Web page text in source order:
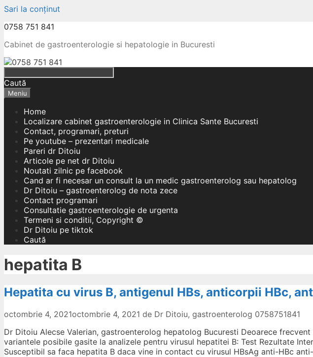
Sari la conținut
0758 751 841
Cabinet de gastroenterologie si hepatologie in Bucuresti
Caută
Meniu
Home
Localizare cabinet gastroenterologie in Clinica Sante Bucuresti
Contact, programari, preturi
Pe youtube – prezentari medicale
Pareri dr Ditoiu
Articole pe net dr Ditoiu
Noutati zilnic pe facebook
Cand ar fi necesar un consult la un medic gastroenterolog sau hepatolog
Dr Ditoiu – gastroenterolog de nota zece
Contact programari
Consultatie gastroenterologie de urgenta
Termeni si conditii, Copyright ©
Dr Ditoiu pe tiktok
Caută
hepatita B
Hepatita cu virus B, antigenul HBs, anticorpii HBc,
octombrie 4, 2021octombrie 4, 2021 de Dr Ditoiu, gastroenterolog 0758751841
Dr Ditoiu Alecse Valerian, gastroenterolog hepatolog Bucuresti Deoarece
variantele posibile gasite la analizele pentru virusul hepatitei B: Test Rezultate
Susceptibil sa faca hepatita B daca vine in contact cu virusul HBsAg anti-HBc